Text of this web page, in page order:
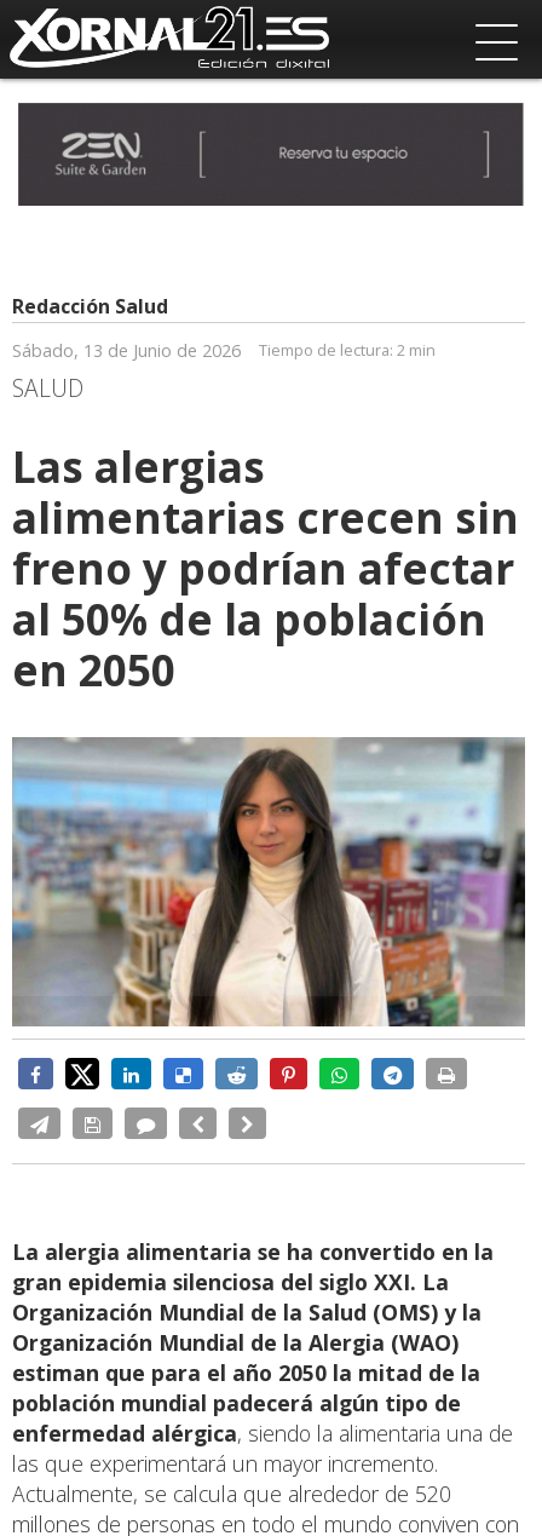
Redacción Salud
Sábado, 13 de Junio de 2026 Tiempo de lectura: 2 min
SALUD
Las alergias
alimentarias crecen sin
freno y podrían afectar
al 50% de la población
en 2050
La alergia alimentaria se ha convertido en la
gran epidemia silenciosa del siglo XXI. La
Organización Mundial de la Salud (OMS) y la
Organización Mundial de la Alergia (WAO)
estiman que para el año 2050 la mitad de la
población mundial padecerá algún tipo de
enfermedad alérgica, siendo la alimentaria una de
las que experimentará un mayor incremento.
Actualmente, se calcula que alrededor de 520
millones de personas en todo el mundo conviven con